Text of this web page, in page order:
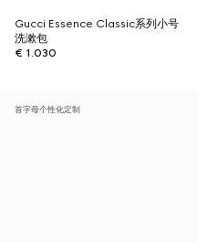
Gucci Essence Classic系列小号
洗漱包
€ 1.030
首字母个性化定制